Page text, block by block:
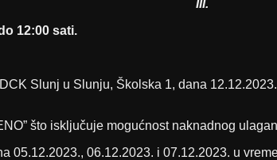
III.
12:00 sati.
Slunj u Slunju, Školska 1, dana
što isključuje mogućnost naknadnog
05.12.2023., 06.12.2023. i 07.12.2023. u